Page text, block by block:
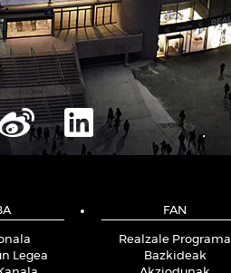
Legea
FAN
Realzale Programa
Bazkideak